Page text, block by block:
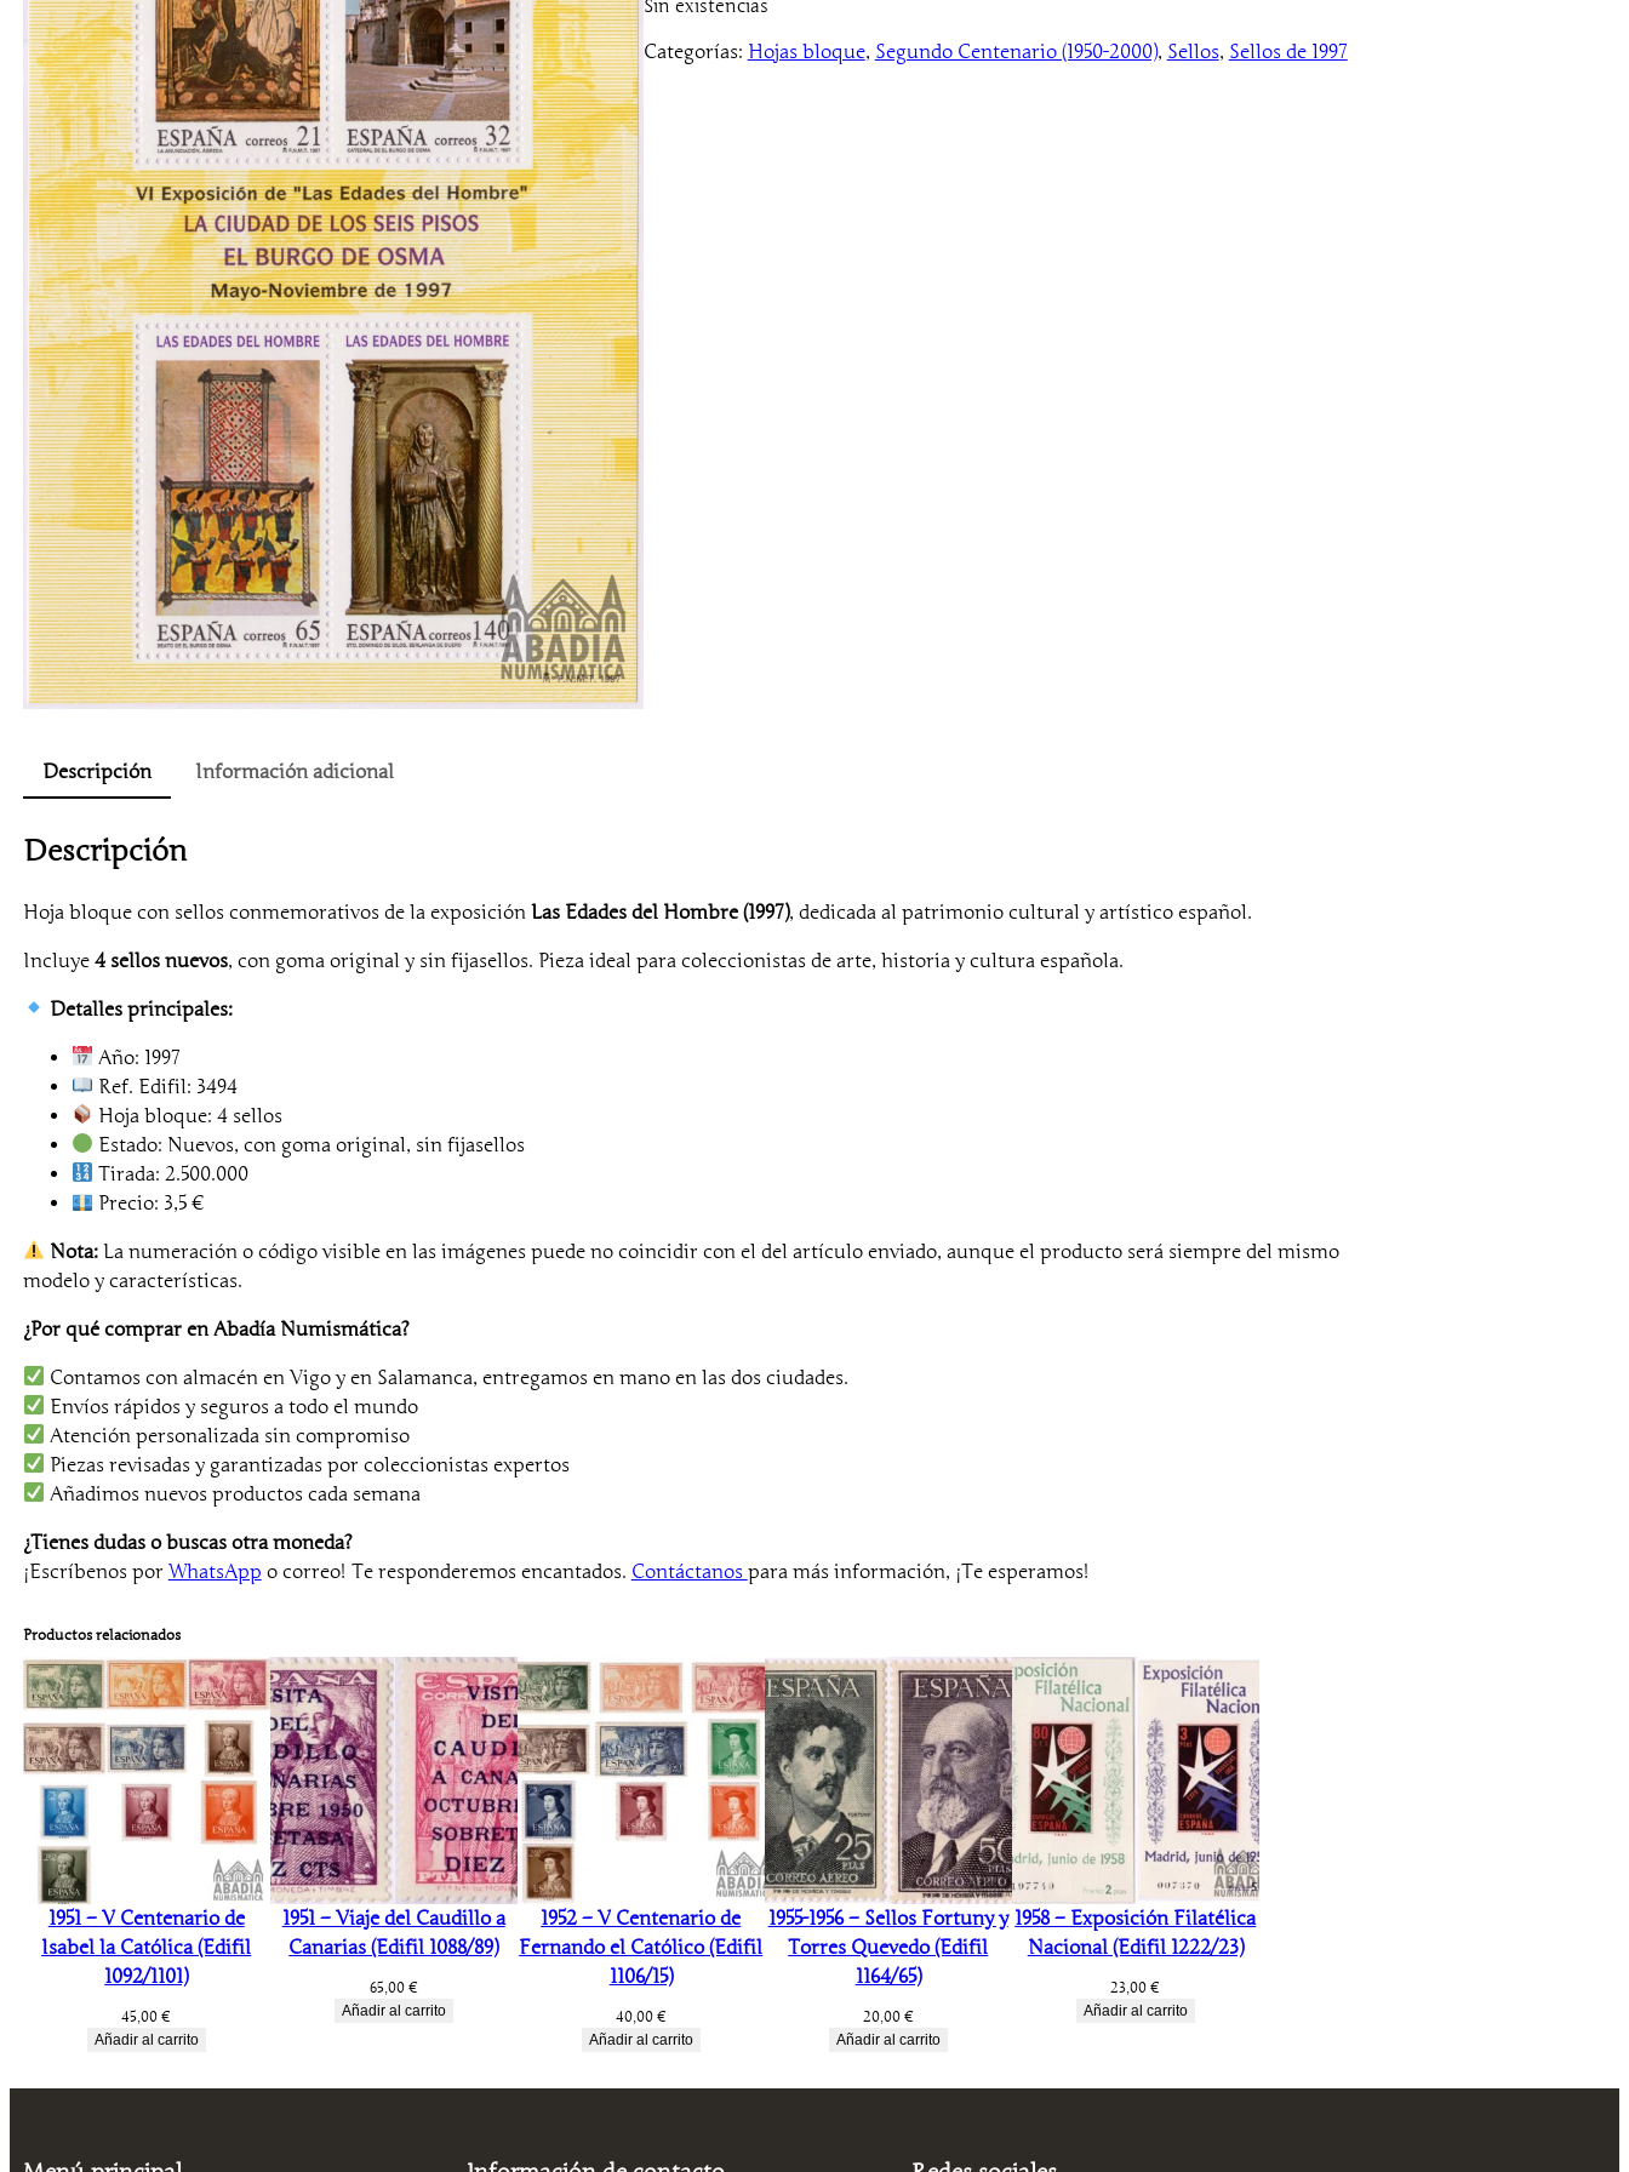
Sin existencias
Categorías: Hojas bloque, Segundo Centenario (1950-2000), Sellos, Sellos de 1997
Descripción Información adicional
Descripción
Hoja bloque con sellos conmemorativos de la exposición Las Edades del Hombre (1997), dedicada al patrimonio cultural y artístico español.
Incluye 4 sellos nuevos, con goma original y sin fijasellos. Pieza ideal para coleccionistas de arte, historia y cultura española.
Detalles principales:
Año: 1997
Ref. Edifil: 3494
Hoja bloque: 4 sellos
Estado: Nuevos, con goma original, sin fijasellos
Tirada: 2.500.000
Precio: 3,5 €
Nota:La numeración o código visible en las imágenes puede no coincidir con el del artículo enviado, aunque el producto será siempre del mismo
modelo y características.
¿Por qué comprar en Abadía Numismática?
Contamos con almacén en Vigo y en Salamanca, entregamos en mano en las dos ciudades.
Envíos rápidos y seguros a todo el mundo
Atención personalizada sin compromiso
Piezas revisadas y garantizadas por coleccionistas expertos
Añadimos nuevos productos cada semana
¿Tienes dudas o buscas otra moneda?
¡Escríbenos por WhatsApp o correo! Te responderemos encantados. Contáctanos para más información, ¡Te esperamos!
Productos relacionados
1951 – V Centenario de
Isabel la Católica (Edifil
1092/1101)
45,00€
Añadir al carrito
1951 – Viaje del Caudillo a
Canarias (Edifil 1088/89)
65,00 €
Añadir al carrito
1952 – V Centenario de
Fernando el Católico (Edifil
1106/15)
40,00 €
Añadir al carrito
1955-1956 – Sellos Fortuny y
Torres Quevedo (Edifil
1164/65)
20,00 €
Añadir al carrito
1958 – Exposición Filatélica
Nacional (Edifil 1222/23)
23,00€
Añadir al carrito